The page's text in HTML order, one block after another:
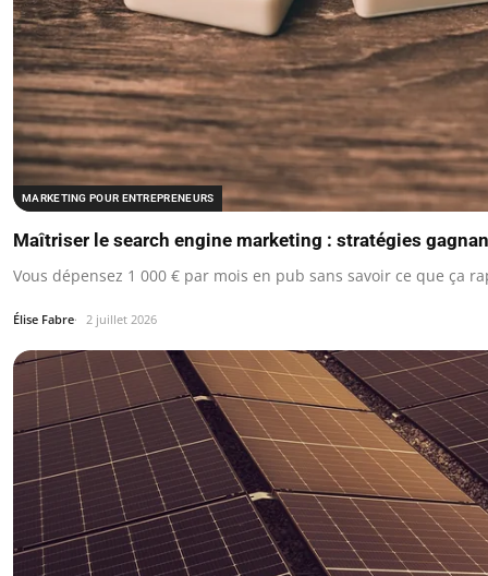
MARKETING POUR ENTREPRENEURS
Maîtriser le search engine marketing : stratégies
Vous dépensez 1 000 € par mois en pub sans savoir ce que ça
Élise Fabre 2 juillet 2026